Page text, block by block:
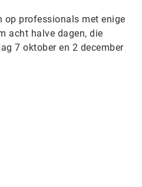
op professionals met enige
acht halve dagen, die
7 oktober en 2 december